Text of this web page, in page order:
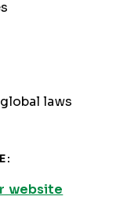
laws
website